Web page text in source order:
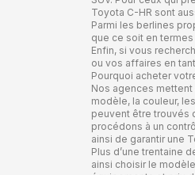
Toyota C-HR sont
Parmi les berlines
que ce soit en
Enfin, si vous
ou vos affaires en
Pourquoi acheter
Nos agences
modèle, la couleur,
peuvent être trouvés
procédons à un
ainsi de garantir une
Plus d’une trentaine
ainsi choisir le